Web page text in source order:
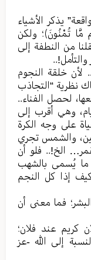
يذكر الأشياء
مَّا تُمْنُونَ﴾؛ ولكن
من النطفة إلى
لأن خلقة النجوم
نظرية “التجاذب
لحصل الفناء..
وهي أقرب إلى
على وجه الكرة
والشمس تجري
الخ!.. فلو أن
يُسمى بالشهب
إذا كل النجم
فما معنى أن
كريم عند فلان؛
إلى الله -عز